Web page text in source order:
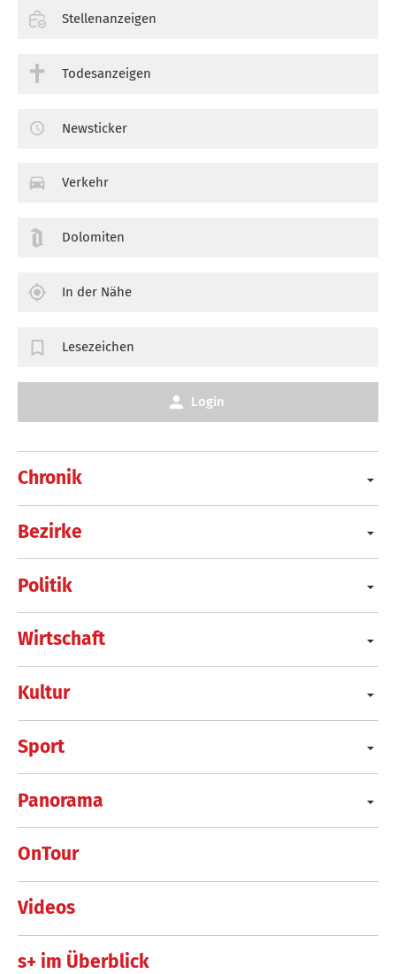
Chronik
Bezirke
Politik
Wirtschaft
Kultur
Sport
Panorama
OnTour
Videos
s+ im Überblick
Stellenanzeigen
Todesanzeigen
Newsticker
Verkehr
Dolomiten
In der Nähe
Lesezeichen
Login